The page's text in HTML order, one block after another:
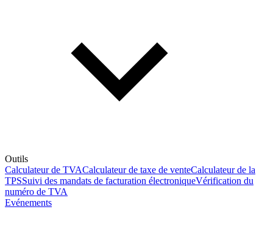
Outils
Calculateur de TVACalculateur de taxe de venteCalculateur de la
TPSSuivi des mandats de facturation électroniqueVérification du
numéro de TVA
Evénements